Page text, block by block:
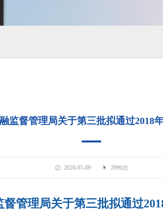
监督管理局关于第三批拟通过2018
2020-05-09 2896次
督管理局关于第三批拟通过